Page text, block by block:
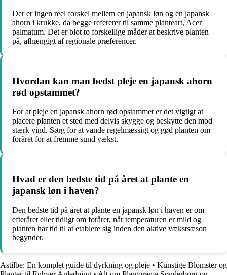
Der er ingen reel forskel mellem en japansk løn og en japansk
ahorn i krukke, da begge refererer til samme planteart, Acer
palmatum. Det er blot to forskellige måder at beskrive planten
på, afhængigt af regionale præferencer.
Hvordan kan man bedst pleje en japansk ahorn
rød opstammet?
For at pleje en japansk ahorn rød opstammet er det vigtigt at
placere planten et sted med delvis skygge og beskytte den mod
stærk vind. Sørg for at vande regelmæssigt og gød planten om
foråret for at fremme sund vækst.
Hvad er den bedste tid på året at plante en
japansk løn i haven?
Den bedste tid på året at plante en japansk løn i haven er om
efteråret eller tidligt om foråret, når temperaturen er mild og
planten har tid til at etablere sig inden den aktive vækstsæson
begynder.
Astilbe: En komplet guide til dyrkning og pleje • Kunstige Blomster og